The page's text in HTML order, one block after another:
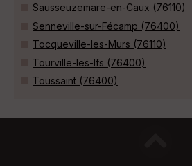
Sausseuzemare-en-Caux (76110)
Senneville-sur-Fécamp (76400)
Tocqueville-les-Murs (76110)
Tourville-les-Ifs (76400)
Toussaint (76400)